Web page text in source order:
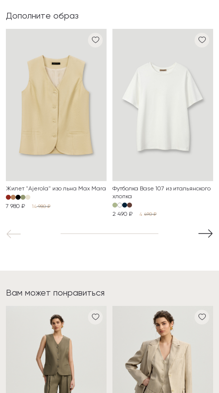
Дополните образ
Жилет "Ajerola" изо льна Max Mara
7 980 ₽ 14 980 ₽
Футболка Base 107 из итальянского
хлопка
2 490 ₽ 4 490 ₽
Вам может понравиться